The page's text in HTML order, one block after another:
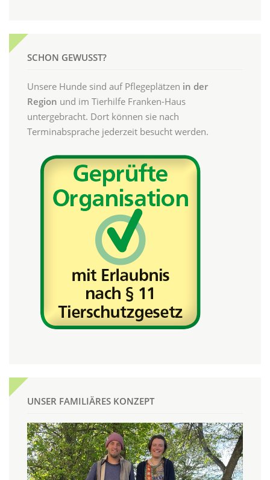
SCHON GEWUSST?
Unsere Hunde sind auf Pflegeplätzen in der
Region und im Tierhilfe Franken-Haus
untergebracht. Dort können sie nach
Terminabsprache jederzeit besucht werden.
UNSER FAMILIÄRES KONZEPT